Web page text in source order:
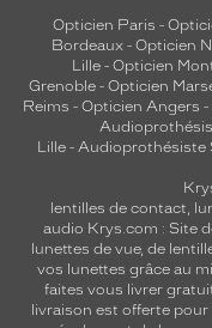
Opticien Paris -
Bordeaux- Opticien
Lille - Opticien
Grenoble - Opticien
Reims - Opticien Angers -
Lille- Audioprothésiste
lentilles de contact,
audio Krys.com : Site
lunettes de vue, de
vos lunettes grâce au
faites vous livrer
livraison est offerte